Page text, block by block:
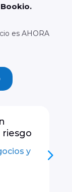
es AHORA
riesgo
y